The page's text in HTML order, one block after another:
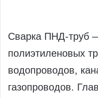
Сварка ПНД-труб
полиэтиленовых
водопроводов,
газопроводов.